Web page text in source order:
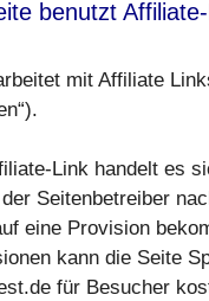
benutzt
mit Affiliate
Link handelt es
Seitenbetreiber
eine Provision
kann die Seite
für Besucher